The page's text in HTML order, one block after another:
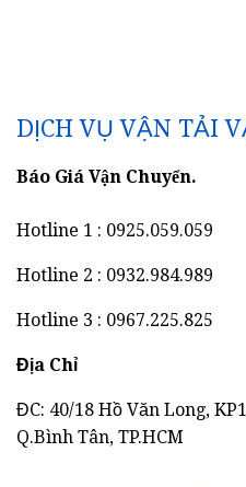
DỊCH VỤ VẬN TẢI
Báo Giá Vận Chuyển.
Hotline 1 : 0925.059.059
Hotline 2 : 0932.984.989
Hotline 3 : 0967.225.825
Địa Chỉ
ĐC: 40/18 Hồ Văn Long,
Q.Bình Tân, TP.HCM